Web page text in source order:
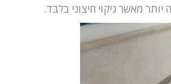
מאשר ניקוי חיצוני בלבד.